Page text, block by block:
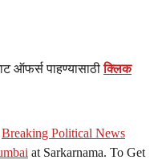
ऑफर्स पाहण्यासाठीक्लिक
Breaking Political News
at Sarkarnama. To Get